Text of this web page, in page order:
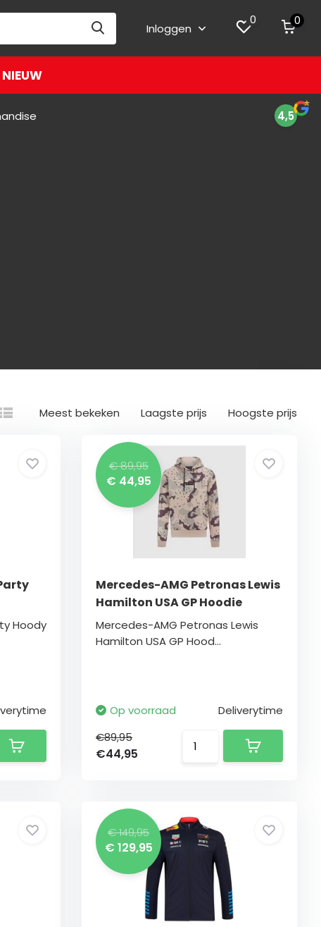
Inloggen
0 0
NIEUW
4,5
Meest bekeken Laagste prijs Hoogste prijs
Hoody
€ 89,95
€ 44,95
Mercedes-AMG Petronas Lewis
Hamilton USA GP Hoodie
Mercedes-AMG Petronas Lewis
Hamilton USA GP Hood...
Op voorraad
Deliverytime
€89,95
€44,95
€ 149,95
€ 129,95